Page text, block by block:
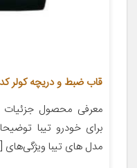
قاب ضبط و دریچه کولر کد 4367 مناسب برای تیبا
معرفی محصول
برای خودرو تیبا
مدل های تیبا